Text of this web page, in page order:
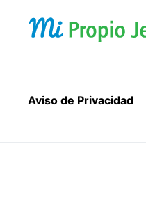
Aviso de Privacidad